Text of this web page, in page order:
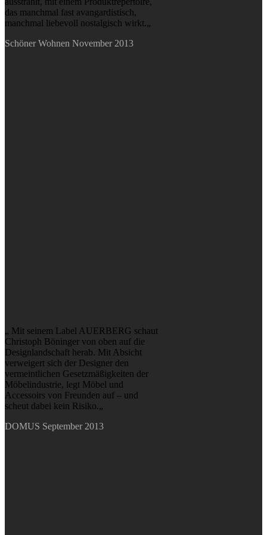
das manchmal fast avangardistisch,
manchmal liebevoll nostalgisch wirkt.„
Schöner Wohnen November 2013
„ Mit seinem Label AUERBERG schaut
Christoph Böninger von oben auf die
Designlandschaft herab. Mit Absicht
verweigert sich der Designer den
vermeintlichen Gesetzmäßigkeiten der
Möbelindustrie, legt Möbel und
Accessoirs von Freunden auf – und
scheut dabei kein Risiko.„
DOMUS September 2013